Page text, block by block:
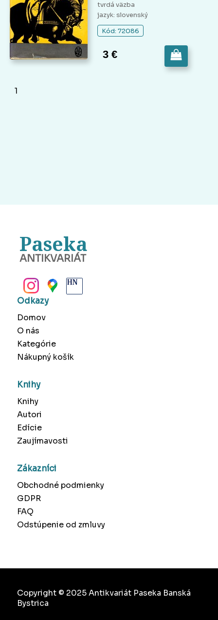
tvrdá väzba
jazyk: slovenský
Kód: 72086
3 €
1
Paseka
ANTIKVARIÁT
Odkazy
Domov
O nás
Kategórie
Nákupný košík
Knihy
Knihy
Autori
Edície
Zaujímavosti
Zákazníci
Obchodné podmienky
GDPR
FAQ
Odstúpenie od zmluvy
Copyright © 2025 Antikvariát Paseka Banská
Bystrica